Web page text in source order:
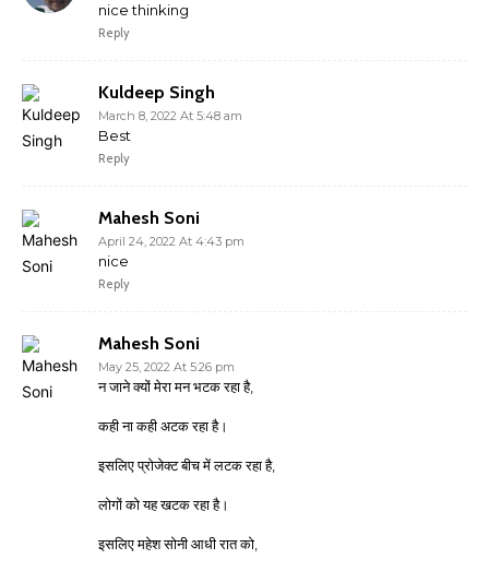
nice thinking
Reply
Kuldeep Singh
March 8, 2022 At 5:48 am
Best
Reply
Mahesh Soni
April 24, 2022 At 4:43 pm
nice
Reply
Mahesh Soni
May 25, 2022 At 5:26 pm
न जाने क्यों मेरा मन भटक रहा है,
कही ना कही अटक रहा है।
इसलिए प्रोजेक्ट बीच में लटक रहा है,
लोगों को यह खटक रहा है।
इसलिए महेश सोनी आधी रात को,